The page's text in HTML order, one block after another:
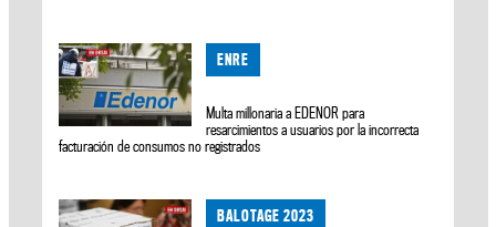
ENRE
Multa millonaria a EDENOR para
resarcimientos a usuarios por la incorrecta
facturación de consumos no registrados
BALOTAGE 2023